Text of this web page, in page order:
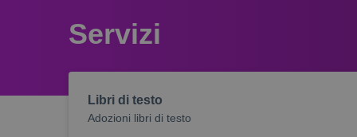
Servizi
Libri di testo
Adozioni libri di testo
potrebbero essere
(visualizzazione
mantenere
Nome